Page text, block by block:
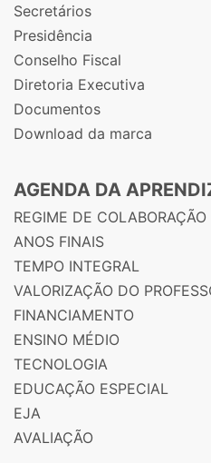
Secretários
Presidência
Conselho Fiscal
Diretoria Executiva
Documentos
Download da marca
AGENDA DA
REGIME DE COLABORAÇÃO
ANOS FINAIS
TEMPO INTEGRAL
VALORIZAÇÃO DO
FINANCIAMENTO
ENSINO MÉDIO
TECNOLOGIA
EDUCAÇÃO ESPECIAL
EJA
AVALIAÇÃO